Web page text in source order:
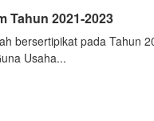
Tahun 2021-2023
bersertipikat pada Tahun
Usaha...